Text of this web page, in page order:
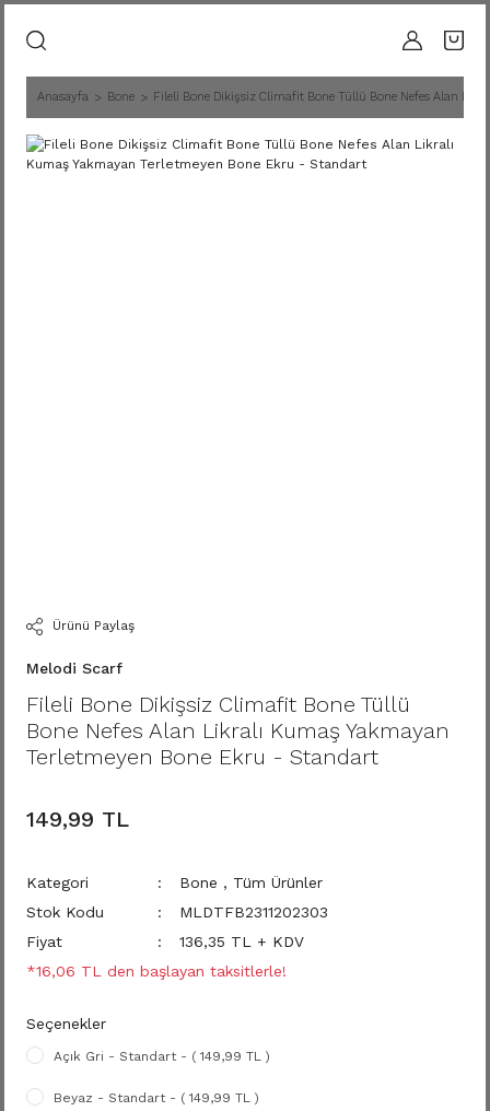
Anasayfa Bone Fileli Bone Dikişsiz Climafit Bone Tüllü Bone Nefes Alan
Ürünü Paylaş
Melodi Scarf
Fileli Bone Dikişsiz Climafit Bone Tüllü
Bone Nefes Alan Likralı Kumaş Yakmayan
Terletmeyen Bone Ekru - Standart
149,99 TL
Kategori Bone , Tüm Ürünler
Stok Kodu
MLDTFB2311202303
Fiyat
136,35 TL + KDV
*16,06 TL den başlayan taksitlerle!
Seçenekler
Açık Gri - Standart - ( 149,99 TL )
Beyaz - Standart - ( 149,99 TL )